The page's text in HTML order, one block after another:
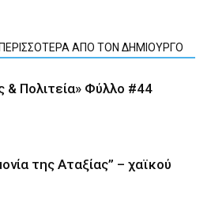
ΠΕΡΙΣΣΟΤΕΡΑ ΑΠΟ ΤΟΝ ΔΗΜΙΟΥΡΓΟ
& Πολιτεία» Φύλλο #44
της Αταξίας” – χαϊκού